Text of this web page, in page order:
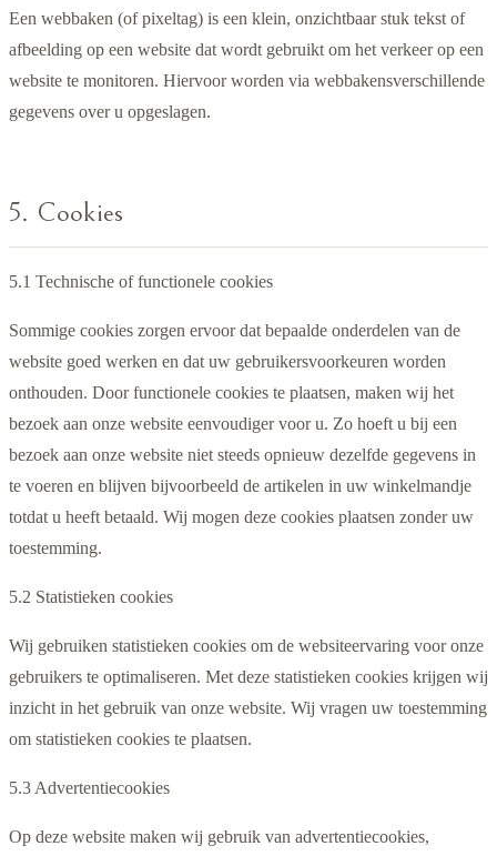
Een webbaken (of pixeltag) is een klein, onzichtbaar stuk tekst of
afbeelding op een website dat wordt gebruikt om het verkeer op een
website te monitoren. Hiervoor worden via webbakensverschillende
gegevens over u opgeslagen.
5. Cookies
5.1 Technische of functionele cookies
Sommige cookies zorgen ervoor dat bepaalde onderdelen van de
website goed werken en dat uw gebruikersvoorkeuren worden
onthouden. Door functionele cookies te plaatsen, maken wij het
bezoek aan onze website eenvoudiger voor u. Zo hoeft u bij een
bezoek aan onze website niet steeds opnieuw dezelfde gegevens in
te voeren en blijven bijvoorbeeld de artikelen in uw winkelmandje
totdat u heeft betaald. Wij mogen deze cookies plaatsen zonder uw
toestemming.
5.2 Statistieken cookies
Wij gebruiken statistieken cookies om de websiteervaring voor onze
gebruikers te optimaliseren. Met deze statistieken cookies krijgen wij
inzicht in het gebruik van onze website. Wij vragen uw toestemming
om statistieken cookies te plaatsen.
5.3 Advertentiecookies
Op deze website maken wij gebruik van advertentiecookies,